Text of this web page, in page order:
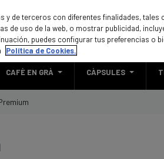
CAFÈ EN GRÀ CÀPSULES
y de terceros con diferentes finalidades, tales
de uso de la web, o mostrar publicidad,
puedes configurar tus preferencias o
Política de Cookies.